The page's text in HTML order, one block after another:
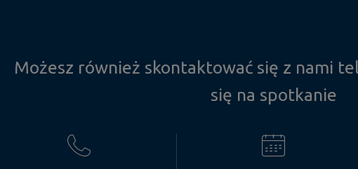
Możesz również skontaktować się z nami
się na spotkanie